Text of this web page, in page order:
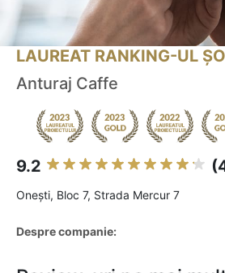
LAUREAT RANKING-UL
Anturaj Caffe
9.2
Oneşti, Bloc 7, Strada Mercur 7
Despre companie: